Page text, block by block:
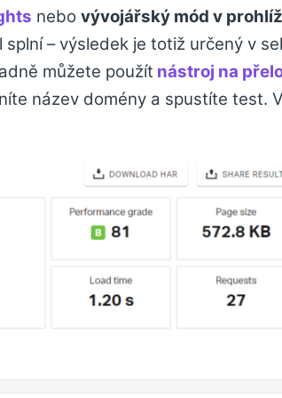
nebo vývojářský mód v
splní – výsledek je totiž určený v
můžete použít nástroj na
název domény a spustíte test.